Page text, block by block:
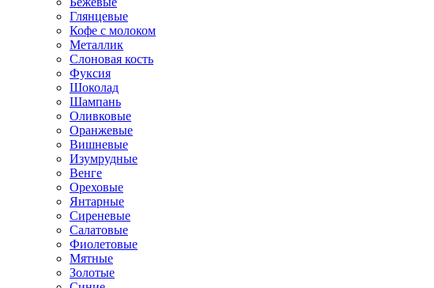
Глянцевые
Кофе с молоком
Металлик
Слоновая кость
Фуксия
Шоколад
Шампань
Оливковые
Оранжевые
Вишневые
Изумрудные
Венге
Ореховые
Янтарные
Сиреневые
Салатовые
Фиолетовые
Мятные
Золотые